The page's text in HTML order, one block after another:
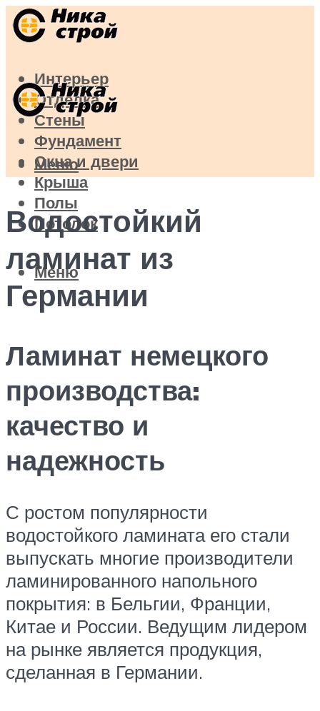
Интерьер
Отделка
Стены
Фундамент
Окна и двери
Крыша
Полы
Потолок
Меню
Меню
Водостойкий
ламинат из
Германии
Ламинат немецкого
производства:
качество и
надежность
С ростом популярности
водостойкого ламината его стали
выпускать многие производители
ламинированного напольного
покрытия: в Бельгии, Франции,
Китае и России. Ведущим лидером
на рынке является продукция,
сделанная в Германии.